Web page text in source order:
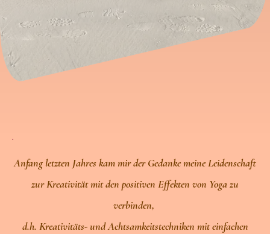
.
Anfang letzten Jahres kam mir der Gedanke meine Leidenschaft
zur Kreativität mit den positiven Effekten von Yoga zu
verbinden,
d.h. Kreativitäts- und Achtsamkeitstechniken mit einfachen